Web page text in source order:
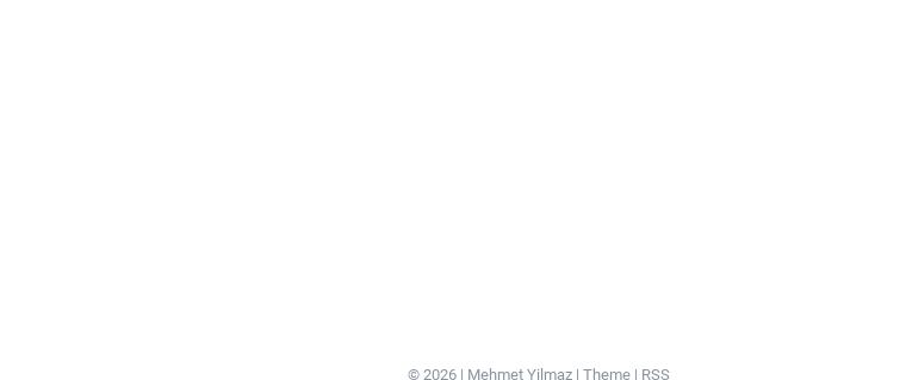
© 2026 | Mehmet Yilmaz | Theme | RSS